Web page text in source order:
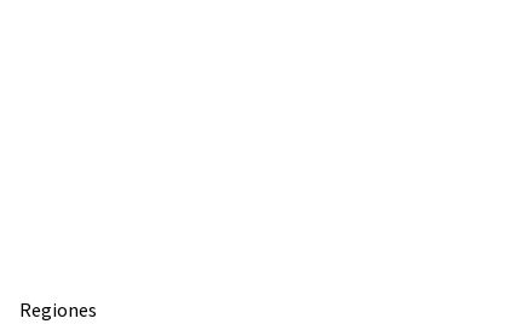
Regiones